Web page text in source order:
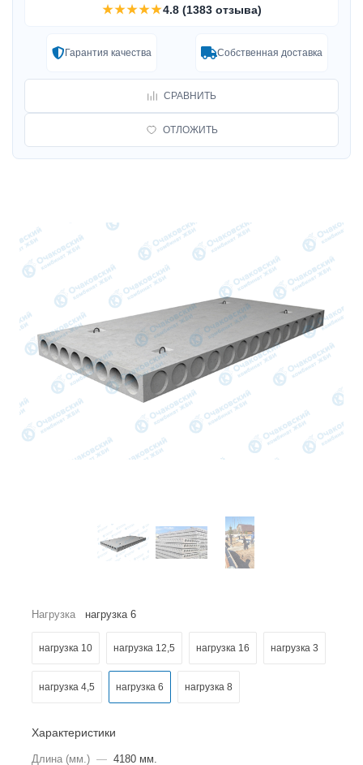
★★★★★4.8 (1383 отзыва)
Гарантия качества Собственная доставка
СРАВНИТЬ
ОТЛОЖИТЬ
Нагрузка нагрузка 6
нагрузка 10 нагрузка 12,5 нагрузка 16 нагрузка 3
нагрузка 4,5 нагрузка 6 нагрузка 8
Характеристики
Длина (мм.) — 4180 мм.